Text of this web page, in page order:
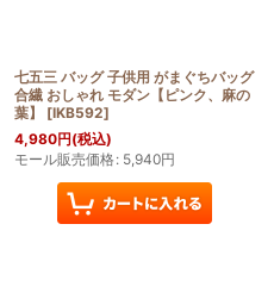
七五三 バッグ 子供用 がまぐちバッグ
合繊 おしゃれ モダン【ピンク、麻の
葉】
[IKB592]
4,980円(税込)
モール販売価格: 5,940円